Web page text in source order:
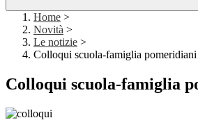
Home >
Novità >
Le notizie >
Colloqui scuola-famiglia pomeridiani
Colloqui scuola-famiglia